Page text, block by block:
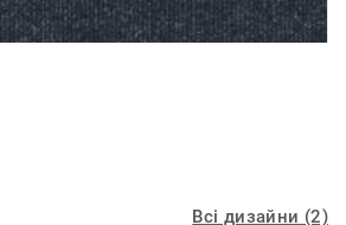
Всі дизайни (2)